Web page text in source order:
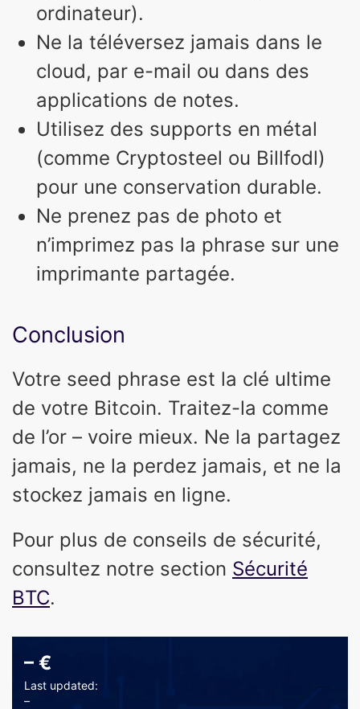
ordinateur).
Ne la téléversez jamais dans le
cloud, par e-mail ou dans des
applications de notes.
Utilisez des supports en métal
(comme Cryptosteel ou Billfodl)
pour une conservation durable.
Ne prenez pas de photo et
n’imprimez pas la phrase sur une
imprimante partagée.
Conclusion
Votre seed phrase est la clé ultime
de votre Bitcoin. Traitez-la comme
de l’or – voire mieux. Ne la partagez
jamais, ne la perdez jamais, et ne la
stockez jamais en ligne.
Pour plus de conseils de sécurité,
consultez notre section Sécurité
BTC.
– €
Last updated:
–